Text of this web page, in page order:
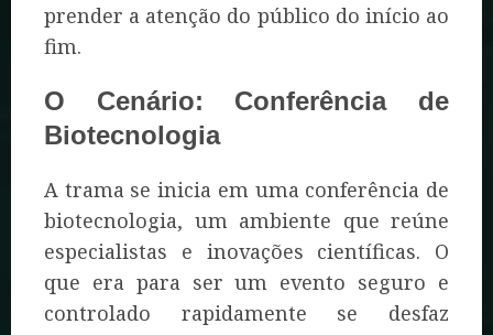
prender a atenção do público do início ao
fim.
O Cenário: Conferência de
Biotecnologia
A trama se inicia em uma conferência de
biotecnologia, um ambiente que reúne
especialistas e inovações científicas. O
que era para ser um evento seguro e
controlado rapidamente se desfaz